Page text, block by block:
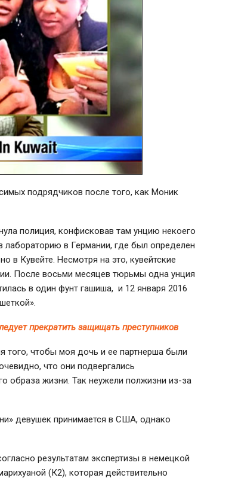
подрядчиков после того, как Моник
полиция, конфисковав там унцию некоего
лабораторию в Германии, где был определен
в Кувейте. Несмотря на это, кувейтские
После восьми месяцев тюрьмы одна унция
в один фунт гашиша, и 12 января 2016
прекратить защищать преступников
того, чтобы моя дочь и ее партнерша были
что они подвергались
образа жизни. Так неужели полжизни из-за
девушек принимается в США, однако
результатам экспертизы в немецкой
(К2), которая действительно